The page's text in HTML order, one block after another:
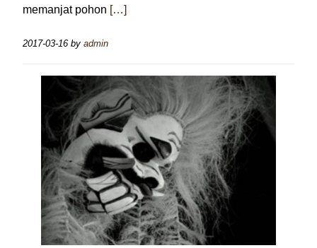
memanjat pohon […]
2017-03-16 by admin